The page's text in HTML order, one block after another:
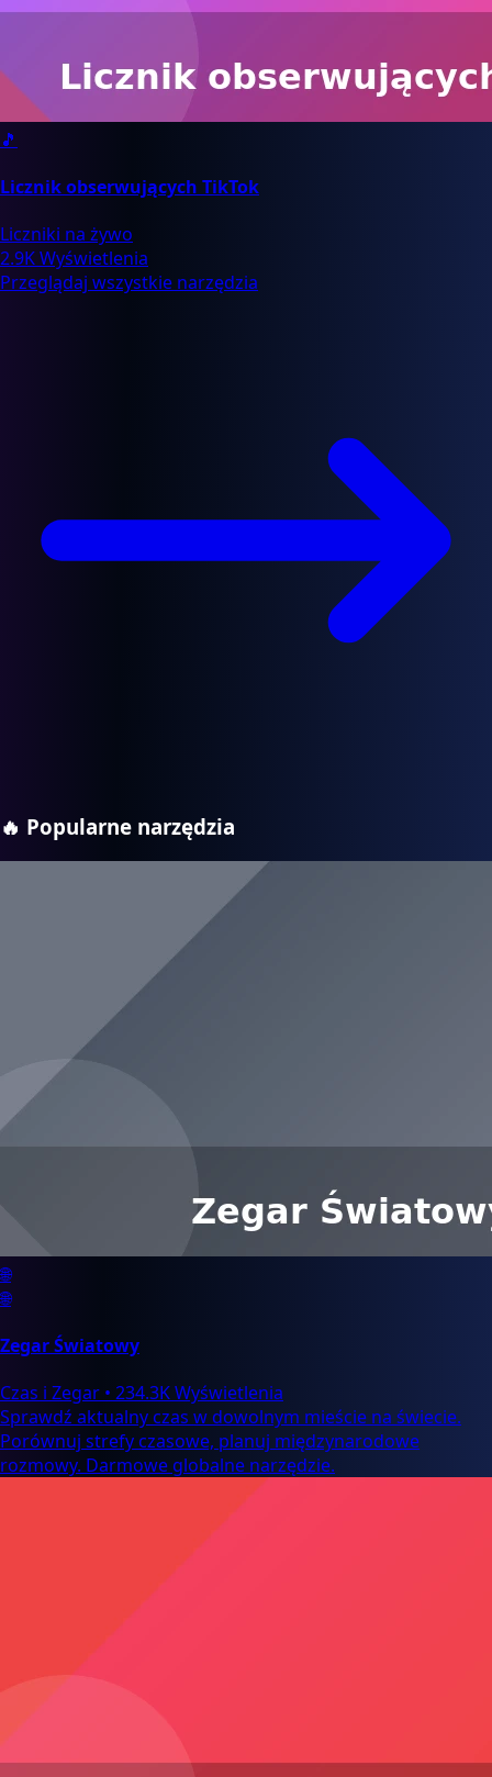
🎵
Licznik obserwujących TikTok
Liczniki na żywo
2.9K Wyświetlenia
Przeglądaj wszystkie narzędzia
🔥 Popularne narzędzia
🌐
🌐
Zegar Światowy
Czas i Zegar • 234.3K Wyświetlenia
Sprawdź aktualny czas w dowolnym mieście na świecie.
Porównuj strefy czasowe, planuj międzynarodowe
rozmowy. Darmowe globalne narzędzie.